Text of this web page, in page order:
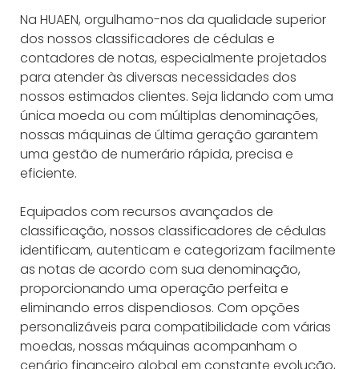
Na HUAEN, orgulhamo-nos da qualidade superior
dos nossos classificadores de cédulas e
contadores de notas, especialmente projetados
para atender às diversas necessidades dos
nossos estimados clientes. Seja lidando com uma
única moeda ou com múltiplas denominações,
nossas máquinas de última geração garantem
uma gestão de numerário rápida, precisa e
eficiente.
Equipados com recursos avançados de
classificação, nossos classificadores de cédulas
identificam, autenticam e categorizam facilmente
as notas de acordo com sua denominação,
proporcionando uma operação perfeita e
eliminando erros dispendiosos. Com opções
personalizáveis ​​para compatibilidade com várias
moedas, nossas máquinas acompanham o
cenário financeiro global em constante evolução,